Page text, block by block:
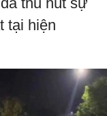
tại hiện